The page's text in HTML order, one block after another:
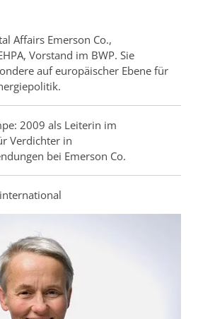
Affairs Emerson Co.,
Vorstand im BWP. Sie
auf europäischer Ebene für
2009 als Leiterin im
Verdichter in
bei Emerson Co.